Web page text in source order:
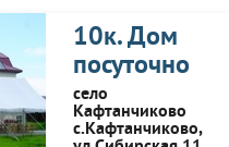
месторасположение,
все рядом, удобная
транспортная
развязка. В
квартире есть вся
необходимая
бытовая техника
10к. Дом
посуточно
село
Кафтанчиково
с.Кафтанчиково,